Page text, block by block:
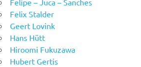
Felipe – Juca – Sanches
Felix Stalder
Geert Lovink
Hans Hütt
Hiroomi Fukuzawa
Hubert Gertis